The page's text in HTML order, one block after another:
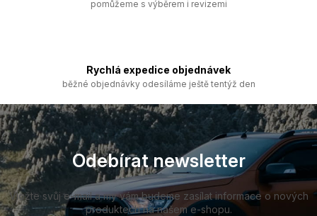
pomůžeme s výběrem i revizemi
Rychlá expedice objednávek
běžné objednávky odesíláme ještě tentýž den
Z
á
p
a
t
í
Odebírat newsletter
Vložte svůj e-mail a my vám budeme zasílat informace o nových
produktech na našem e-shopu.